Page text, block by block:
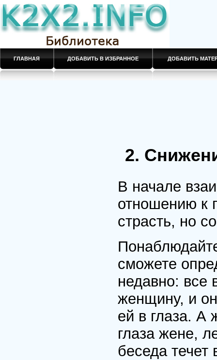
ГЛАВНАЯ ДОБАВИТЬ В ИЗБРАННОЕ ДОБАВИТЬ
2.
В начале
отношению к
страсть, но
сможете
недавно: все
женщину, и
ей в глаза. А
глаза жене,
беседа течет